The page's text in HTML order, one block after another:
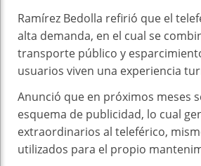
Ramírez Bedolla refirió que el
alta demanda, en el cual se
transporte público y
usuarios viven una experiencia
Anunció que en próximos meses
esquema de publicidad, lo cual
extraordinarios al teleférico,
utilizados para el propio